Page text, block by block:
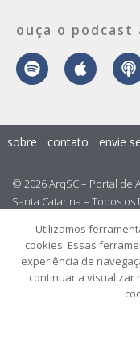
ouça o podcast
© 2026 ArqSC – Portal de
Santa Catarina – Todos os
sobre contato envie
Utilizamos
cookies. Essas
experiência de
continuar a visualizar